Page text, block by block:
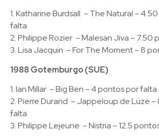
1. Katharine Burdsall – The Natural –
falta
2. Philippe Rozier – Malesan Jiva – 7.50
3. Lisa Jacquin – For The Moment – 8
1988 Gotemburgo (SUE)
1. Ian Millar – Big Ben – 4 pontos por falta
2. Pierre Durand – Jappeloup de Luze
falta
3. Philippe Lejeune – Nistria – 12.5